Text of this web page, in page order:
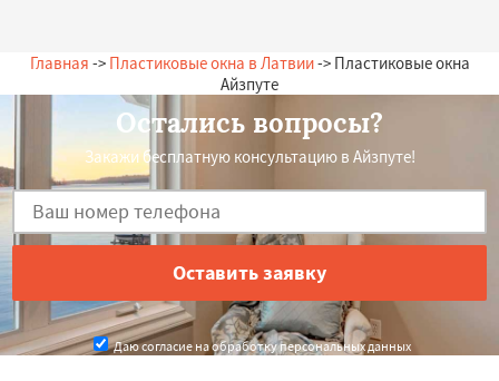
Главная -> Пластиковые окна в Латвии-> Пластиковые окна
Айзпуте
Остались вопросы?
Закажи бесплатную консультацию в Айзпуте!
Даю согласие на обработку персональных данных